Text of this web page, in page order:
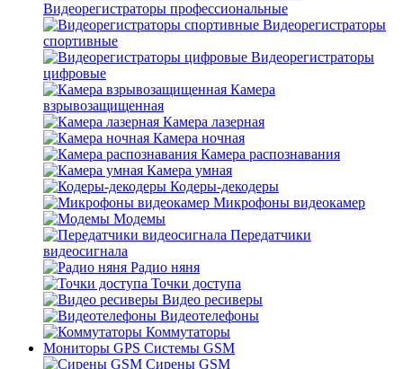
Видеорегистраторы профессиональные
Видеорегистраторы
спортивные
Видеорегистраторы
цифровые
Камера
взрывозащищенная
Камера лазерная
Камера ночная
Камера распознавания
Камера умная
Кодеры-декодеры
Микрофоны видеокамер
Модемы
Передатчики
видеосигнала
Радио няня
Точки доступа
Видео ресиверы
Видеотелефоны
Коммутаторы
Мониторы GPS Системы GSM
Сирены GSM